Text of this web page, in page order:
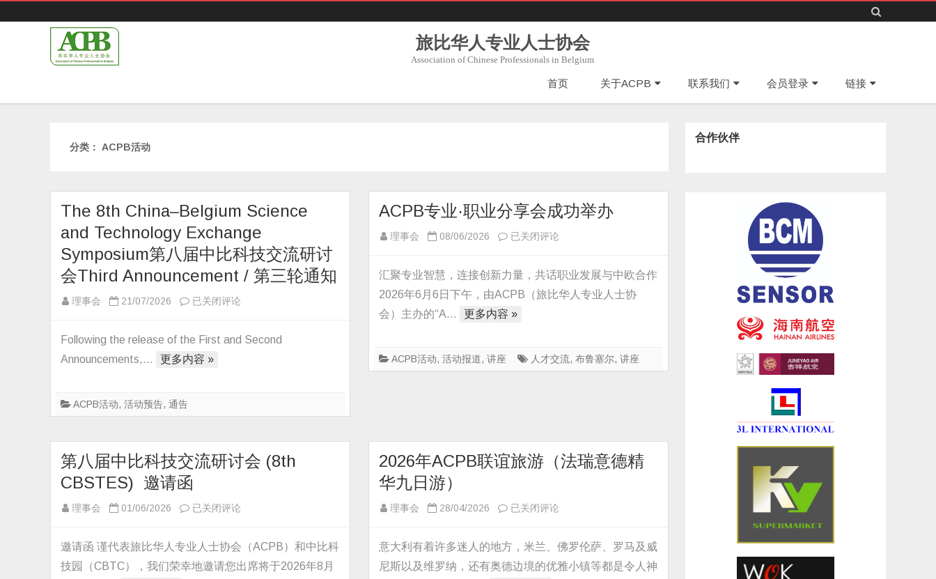
旅比华人专业人士协会
Association of Chinese Professionals in Belgium
to
首页 关于ACPB 联系我们 会员登录 链接
分类： ACPB活动
The 8th China–Belgium Science
and Technology Exchange
Symposium第八届中比科技交流研讨
会Third Announcement / 第三轮通知
理事会 21/07/2026
The
China
–
Exchange
Symposium
八
届
比
科
已关闭评论
Following the release of the First and Second
Announcements,…
更多内容 »
ACPB活动, 活动预告, 通告
ACPB专业·职业分享会成功举办
理事会 08/06/2026
ACPB
业
·
享
办
已关闭评论
汇聚专业智慧，连接创新力量，共话职业发展与中欧合作
2026年6月6日下午，由ACPB（旅比华人专业人士协
会）主办的“A…
更多内容 »
ACPB活动,活动报道,讲座 人才交流,布鲁塞尔,讲座
第八届中比科技交流研讨会 (8th
CBSTES) 邀请函
理事会 01/06/2026
第
届
中
已关闭评论
邀请函 谨代表旅比华人专业人士协会（ACPB）和中比科
技园（CBTC），我们荣幸地邀请您出席将于2026年8月
2026年ACPB联谊旅游（法瑞意德精
华九日游）
理事会 28/04/2026
2026
ACPB
联
已关闭评论
意大利有着许多迷人的地方，米兰、佛罗伦萨、罗马及威
尼斯以及维罗纳，还有奥德边境的优雅小镇等都是令人神
合作伙伴